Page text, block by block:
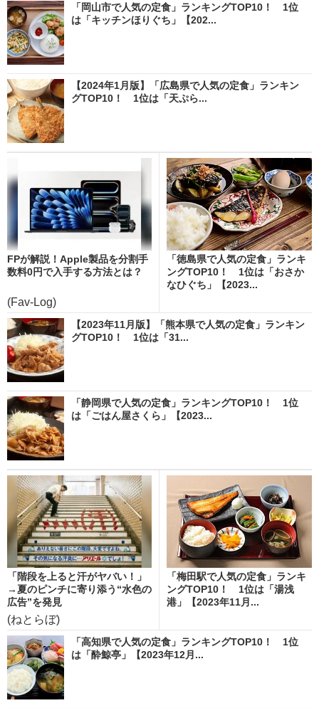
「岡山市で人気の定食」ランキングTOP10！ 1位
は「キッチンほりぐち」【202...
【2024年1月版】「広島県で人気の定食」ランキン
グTOP10！ 1位は「天ぷら...
FPが解説！Apple製品を分割手
数料0円で入手する方法とは？
(Fav-Log)
「徳島県で人気の定食」ランキ
ングTOP10！ 1位は「おさか
なひぐち」【2023...
【2023年11月版】「熊本県で人気の定食」ランキン
グTOP10！ 1位は「31...
「静岡県で人気の定食」ランキングTOP10！ 1位
は「ごはん屋さくら」【2023...
「階段を上ると汗がヤバい！」
→夏のピンチに寄り添う“水色の
広告”を発見
(ねとらぼ)
「梅田駅で人気の定食」ランキ
ングTOP10！ 1位は「湯浅
港」【2023年11月...
「高知県で人気の定食」ランキングTOP10！ 1位
は「酔鯨亭」【2023年12月...